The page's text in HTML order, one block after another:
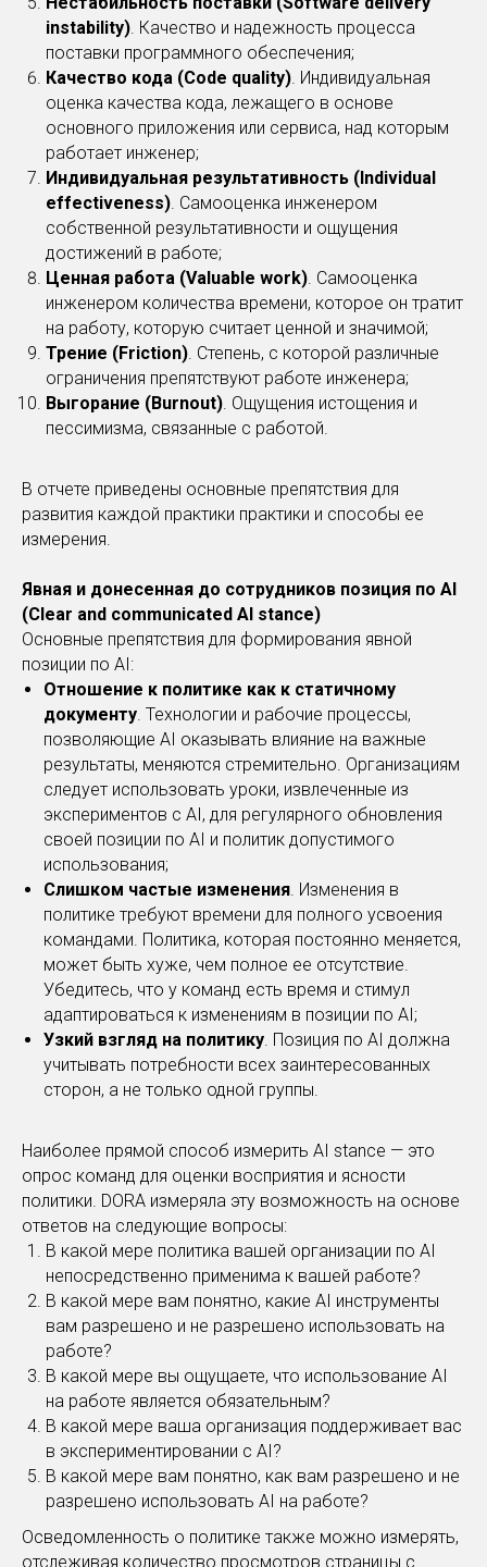
instability). Качество и надежность процесса
поставки программного обеспечения;
Качество кода (Code quality). Индивидуальная
оценка качества кода, лежащего в основе
основного приложения или сервиса, над которым
работает инженер;
Индивидуальная результативность (Individual
effectiveness). Самооценка инженером
собственной результативности и ощущения
достижений в работе;
Ценная работа (Valuable work). Самооценка
инженером количества времени, которое он тратит
на работу, которую считает ценной и значимой;
Трение (Friction). Степень, с которой различные
ограничения препятствуют работе инженера;
Выгорание (Burnout). Ощущения истощения и
пессимизма, связанные с работой.
В отчете приведены основные препятствия для
развития каждой практики практики и способы ее
измерения.
Явная и донесенная до сотрудников позиция по AI
(Clear and communicated AI stance)
Основные препятствия для формирования явной
позиции по AI:
Отношение к политике как к статичному
документу. Технологии и рабочие процессы,
позволяющие AI оказывать влияние на важные
результаты, меняются стремительно. Организациям
следует использовать уроки, извлеченные из
экспериментов с AI, для регулярного обновления
своей позиции по AI и политик допустимого
использования;
Слишком частые изменения. Изменения в
политике требуют времени для полного усвоения
командами. Политика, которая постоянно меняется,
может быть хуже, чем полное ее отсутствие.
Убедитесь, что у команд есть время и стимул
адаптироваться к изменениям в позиции по AI;
Узкий взгляд на политику. Позиция по AI должна
учитывать потребности всех заинтересованных
сторон, а не только одной группы.
Наиболее прямой способ измерить AI stance — это
опрос команд для оценки восприятия и ясности
политики. DORA измеряла эту возможность на основе
ответов на следующие вопросы:
В какой мере политика вашей организации по AI
непосредственно применима к вашей работе?
В какой мере вам понятно, какие AI инструменты
вам разрешено и не разрешено использовать на
работе?
В какой мере вы ощущаете, что использование AI
на работе является обязательным?
В какой мере ваша организация поддерживает вас
в экспериментировании с AI?
В какой мере вам понятно, как вам разрешено и не
разрешено использовать AI на работе?
Осведомленность о политике также можно измерять,
отслеживая количество просмотров страницы с